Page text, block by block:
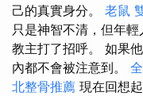
己的真實身分。 老鼠
只是神智不清，但年
教主打了招呼。 如果
內都不會被注意到。
北整骨推薦 現在回想